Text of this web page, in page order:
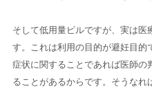
そして低用量ピルですが、実は医
す。これは利用の目的が避妊目的
症状に関することであれば医師の
ることがあるからです。そうなれ